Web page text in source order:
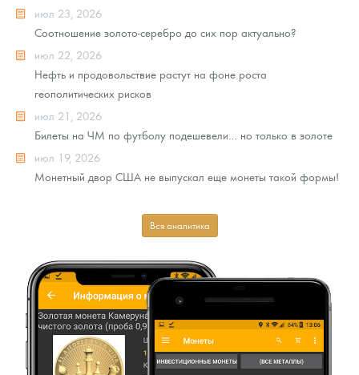
июл 23, 2026
Соотношение золото-серебро до сих пор актуально?
июл 22, 2026
Нефть и продовольствие растут на фоне роста
геополитических рисков
июл 21, 2026
Билеты на ЧМ по футболу подешевели… но только в золоте
июл 19, 2026
Монетный двор США не выпускал еще монеты такой формы!
Вся аналитика